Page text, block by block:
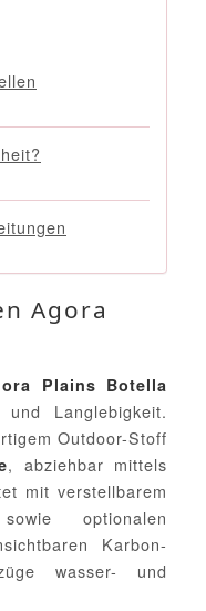
Agora
Plains Botella
Langlebigkeit.
Outdoor-Stoff
, abziehbar mittels
mit verstellbarem
optionalen
Karbon-
wasser- und